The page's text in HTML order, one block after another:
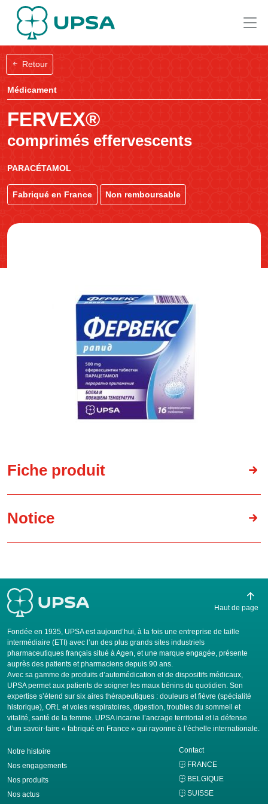
Retour
Médicament
FERVEX®
comprimés effervescents
PARACÉTAMOL
Fabriqué en France Non remboursable
Fiche produit
Notice
Fondée en 1935, UPSA est aujourd’hui, à la fois une entreprise de taille
intermédiaire (ETI) avec l’un des plus grands sites industriels
pharmaceutiques français situé à Agen, et une marque engagée, présente
auprès des patients et pharmaciens depuis 90 ans.
Avec sa gamme de produits d’automédication et de dispositifs médicaux,
UPSA permet aux patients de soigner les maux bénins du quotidien. Son
expertise s’étend sur six aires thérapeutiques : douleurs et fièvre (spécialité
historique), ORL et voies respiratoires, digestion, troubles du sommeil et
vitalité, santé de la femme. UPSA incarne l’ancrage territorial et la défense
d’un savoir-faire « fabriqué en France » qui rayonne à l’échelle internationale.
Notre histoire
Nos engagements
Nos produits
Nos actus
Contact
FRANCE
BELGIQUE
SUISSE
Haut de page